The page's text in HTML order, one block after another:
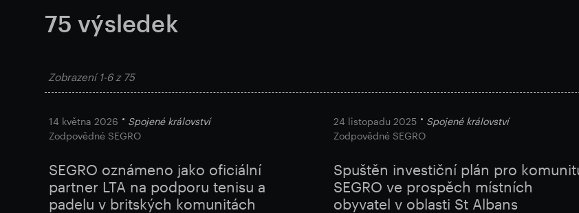
75 výsledek
Zobrazení1-6z 75
14 května 2026
Spojené království
Zodpovědné SEGRO
SEGRO oznámeno jako oficiální
partner LTA na podporu tenisu a
padelu v britských komunitách
24 listopadu 2025
Spojené království
Zodpovědné SEGRO
Spuštěn investiční plán pro
SEGRO ve prospěch místních
obyvatel v oblasti St Albans